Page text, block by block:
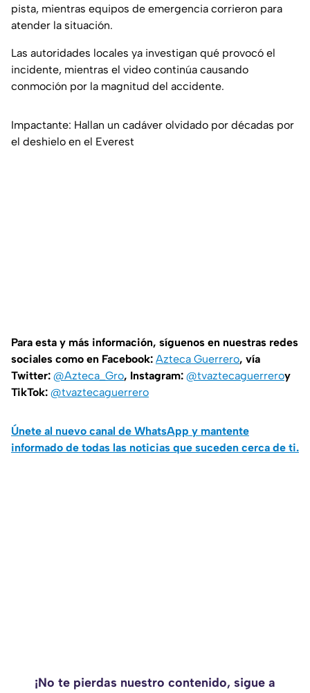
pista, mientras equipos de emergencia corrieron para
atender la situación.
Las autoridades locales ya investigan qué provocó el
incidente, mientras el video continúa causando
conmoción por la magnitud del accidente.
Impactante: Hallan un cadáver olvidado por décadas por
el deshielo en el Everest
Para esta y más información, síguenos en nuestras redes
sociales como en Facebook: Azteca Guerrero, vía
Twitter: @Azteca_Gro, Instagram: @tvaztecaguerreroy
TikTok: @tvaztecaguerrero
Únete al nuevo canal de WhatsApp y mantente
informado de todas las noticias que suceden cerca de ti.
¡No te pierdas nuestro contenido, sigue a